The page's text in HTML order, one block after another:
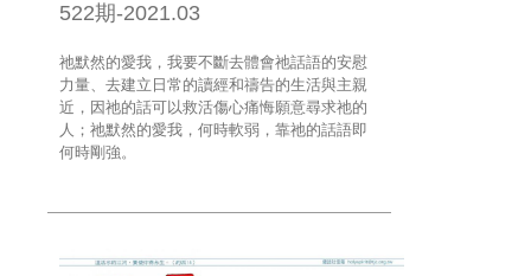
522期-2021.03
祂默然的愛我，我要不斷去體會祂話語的安慰
力量、去建立日常的讀經和禱告的生活與主親
近，因祂的話可以救活傷心痛悔願意尋求祂的
人；祂默然的愛我，何時軟弱，靠祂的話語即
何時剛強。